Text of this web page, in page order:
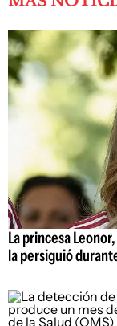
La princesa
la persiguió